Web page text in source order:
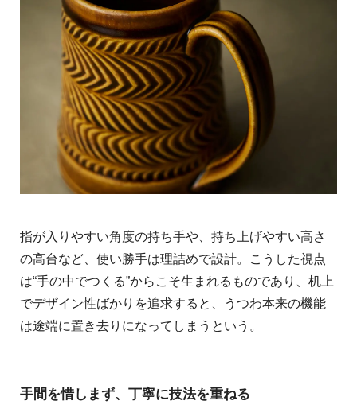
指が入りやすい角度の持ち手や、持ち上げやすい高さ
の高台など、使い勝手は理詰めで設計。こうした視点
は“手の中でつくる”からこそ生まれるものであり、机上
でデザイン性ばかりを追求すると、うつわ本来の機能
は途端に置き去りになってしまうという。
手間を惜しまず、丁寧に技法を重ねる